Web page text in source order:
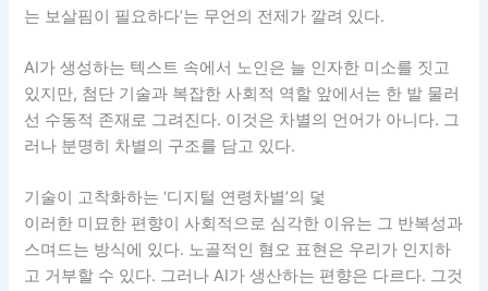
는 보살핌이 필요하다’는 무언의 전제가 깔려 있다.
AI가 생성하는 텍스트 속에서 노인은 늘 인자한 미소를 짓고
있지만, 첨단 기술과 복잡한 사회적 역할 앞에서는 한 발 물러
선 수동적 존재로 그려진다. 이것은 차별의 언어가 아니다. 그
러나 분명히 차별의 구조를 담고 있다.
기술이 고착화하는 ‘디지털 연령차별’의 덫
이러한 미묘한 편향이 사회적으로 심각한 이유는 그 반복성과
스며드는 방식에 있다. 노골적인 혐오 표현은 우리가 인지하
고 거부할 수 있다. 그러나 AI가 생산하는 편향은 다르다. 그것